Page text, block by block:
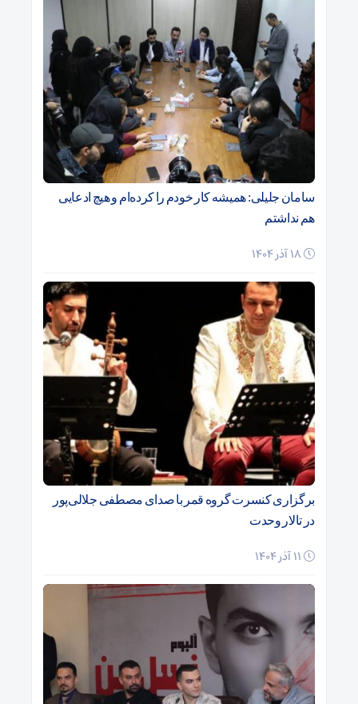
سامان جلیلی: همیشه کار خودم را کرده‌ام و هیچ ادعایی
هم نداشتم
برگزاری کنسرت گروه قمر با صدای مصطفی جلالی‌پور
در تالار وحدت